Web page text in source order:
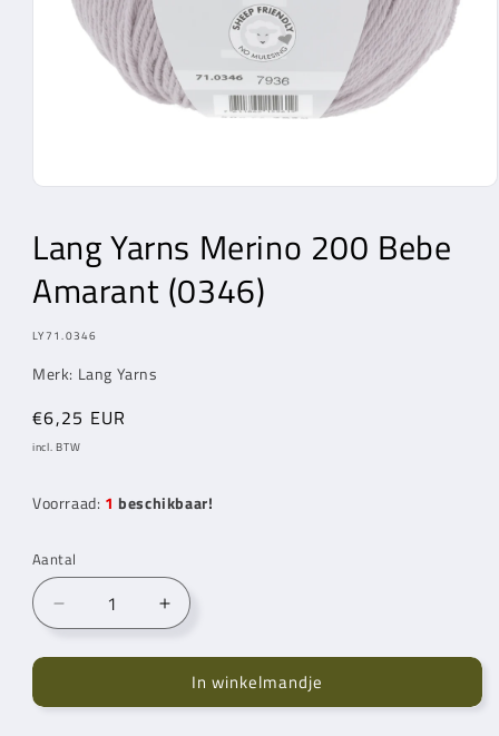
modaal
Lang Yarns Merino 200 Bebe
Amarant (0346)
MODEL:
LY71.0346
Merk: Lang Yarns
Normale
prijs
€6,25 EUR
incl. BTW
Voorraad: 1 beschikbaar!
Aantal
Aantal
verlagen
voor
Yarns
Aantal
verhogen
voor
Lang
Yarns
In winkelmandje